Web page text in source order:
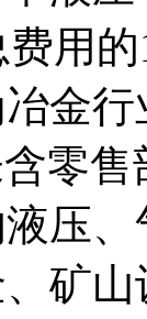
用
金
零
压
矿